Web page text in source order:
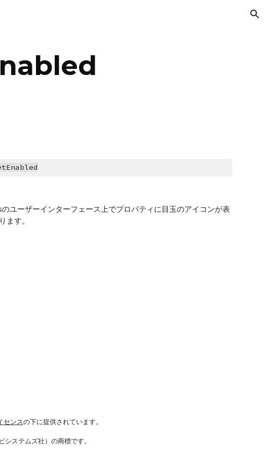
ユーザーインターフェース上でプロパティに目玉のアイコンが表
ます。
センスの下に提供されています。
ステムズ社）の商標です。